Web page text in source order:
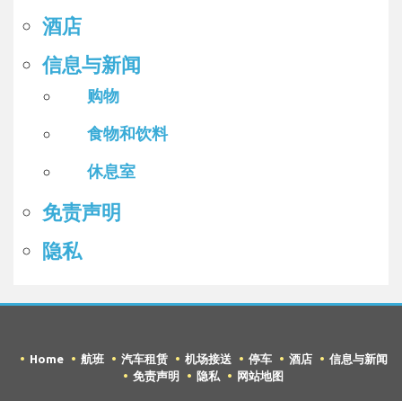
酒店
信息与新闻
购物
食物和饮料
休息室
免责声明
隐私
Home 航班 汽车租赁 机场接送 停车 酒店
信息与新闻
免责声明
隐私 网站地图